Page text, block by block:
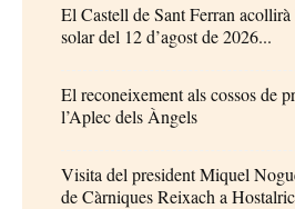
El Castell de Sant Ferran acollirà
solar del 12 d’agost de 2026...
El reconeixement als cossos de
l’Aplec dels Àngels
Visita del president Miquel
de Càrniques Reixach a Hostalric